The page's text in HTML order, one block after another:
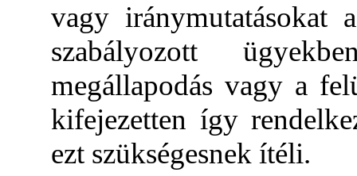
vagy iránymutatásokat
szabályozott
megállapodás vagy a
kifejezetten így
ezt szükségesnek ítéli.